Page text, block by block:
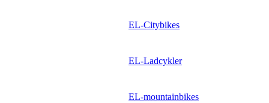
EL-Citybikes
EL-Ladcykler
EL-mountainbikes